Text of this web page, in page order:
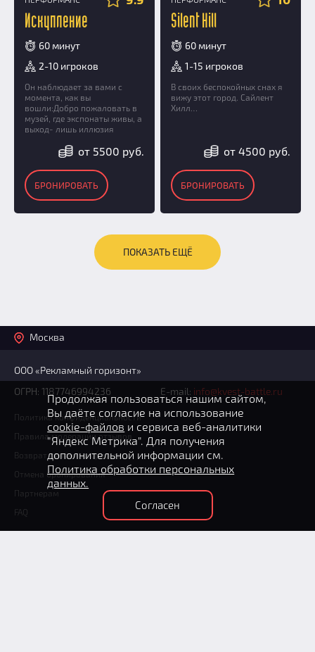
Искупление
60 минут
2-10 игроков
Он наблюдает за вами с
момента, как вы
вошли:Добро пожаловать в
музей, где экспонаты живы, а
выход- лишь иллюзия
от 5500 руб.
БРОНИРОВАТЬ
Silent Hill
60 минут
1-15 игроков
В своих беспокойных снах я
вижу этот город. Сайлент
Хилл…
от 4500 руб.
БРОНИРОВАТЬ
ПОКАЗАТЬ ЕЩЁ
Москва
ООО «Рекламный горизонт»
ОГРН: 1187746994236
E-mail: info@kvest-battle.ru
Политика конфиденциальности
Правила модерации отзывов
Возврат денежных средств
Отмена бронирования
Партнерам
FAQ
Продолжая пользоваться нашим сайтом,
Вы даёте согласие на использование
cookie-файлов и сервиса веб-аналитики
"Яндекс Метрика". Для получения
дополнительной информации см.
Политика обработки персональных
данных.
Согласен